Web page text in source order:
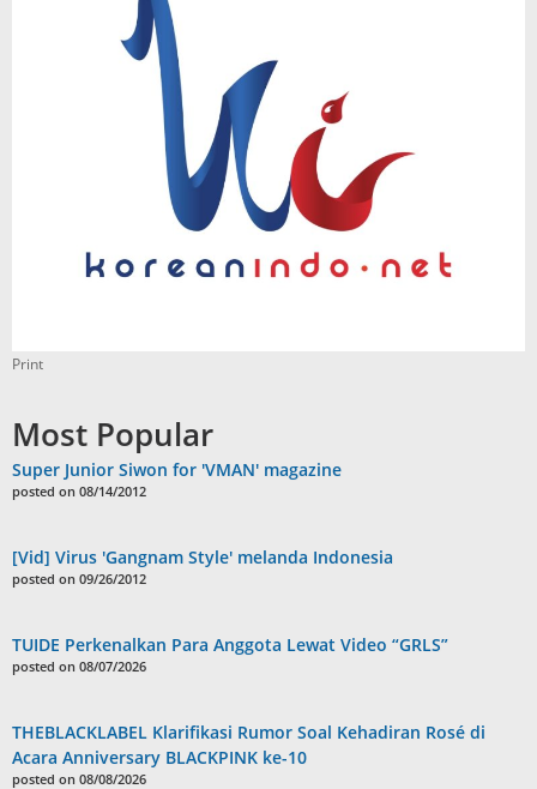
Print
Most Popular
Super Junior Siwon for 'VMAN' magazine
posted on 08/14/2012
[Vid] Virus 'Gangnam Style' melanda Indonesia
posted on 09/26/2012
TUIDE Perkenalkan Para Anggota Lewat Video “GRLS”
posted on 08/07/2026
THEBLACKLABEL Klarifikasi Rumor Soal Kehadiran Rosé di
Acara Anniversary BLACKPINK ke-10
posted on 08/08/2026